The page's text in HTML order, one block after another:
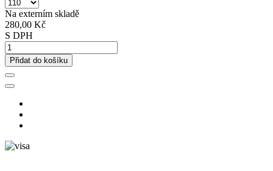
Na externím skladě
280,00 Kč
S DPH
Přidat do košíku